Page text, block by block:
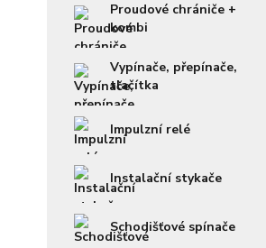
Proudové chrániče +
kombi
Vypínače, přepínače,
tlačítka
Impulzní relé
Instalační stykače
Schodišťové spínače